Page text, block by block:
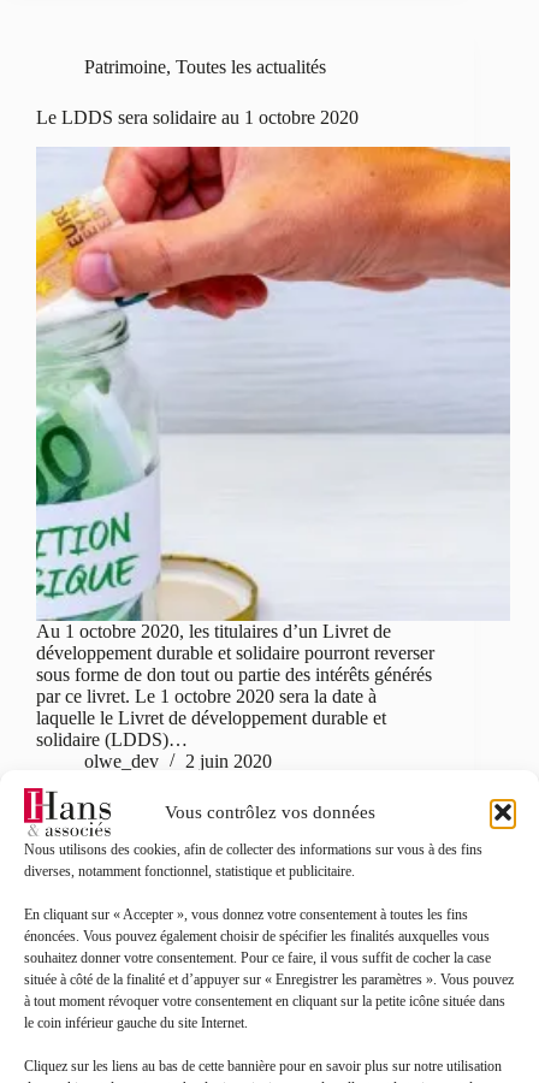
Vous contrôlez vos données
Nous utilisons des cookies, afin de collecter des informations sur vous à des fins
diverses, notamment fonctionnel, statistique et publicitaire.
En cliquant sur « Accepter », vous donnez votre consentement à toutes les fins
énoncées. Vous pouvez également choisir de spécifier les finalités auxquelles vous
souhaitez donner votre consentement. Pour ce faire, il vous suffit de cocher la case
située à côté de la finalité et d’appuyer sur « Enregistrer les paramètres ». Vous pouvez
à tout moment révoquer votre consentement en cliquant sur la petite icône située dans
le coin inférieur gauche du site Internet.
Cliquez sur les liens au bas de cette bannière pour en savoir plus sur notre utilisation
Patrimoine, Toutes les actualités
Le LDDS sera solidaire au 1 octobre 2020
Au 1 octobre 2020, les titulaires d’un Livret de
développement durable et solidaire pourront reverser
sous forme de don tout ou partie des intérêts générés
par ce livret. Le 1 octobre 2020 sera la date à
laquelle le Livret de développement durable et
solidaire (LDDS)…
olwe_dev
2 juin 2020
Marchand de biens et SCI